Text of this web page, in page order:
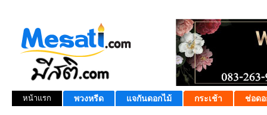
หน้าแรก พวงหรีด แจกันดอกไม้ กระเช้า ช่อดอ